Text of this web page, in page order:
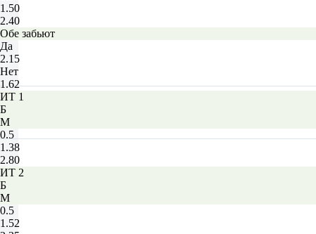
1.50
2.40
Обе забьют
Да
2.15
Нет
1.62
ИТ 1
Б
М
0.5
1.38
2.80
ИТ 2
Б
М
0.5
1.52